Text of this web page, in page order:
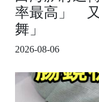
率最高」
舞」
2026-08-06